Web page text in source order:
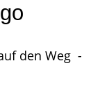
go
den Weg -